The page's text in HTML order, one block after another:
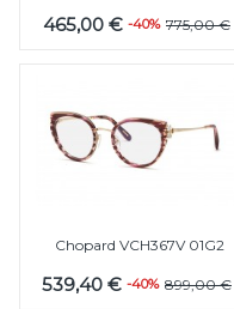
465,00 € -40% 775,00 €
Chopard VCH367V 01G2
539,40 € -40% 899,00 €